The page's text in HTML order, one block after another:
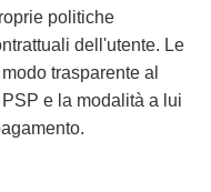
politiche
dell'utente. Le
trasparente al
e la modalità a lui